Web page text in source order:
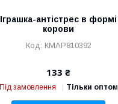
Іграшка-антістрес в формі
корови
КМAP810392
133 ₴
Під замовлення Тільки оптом